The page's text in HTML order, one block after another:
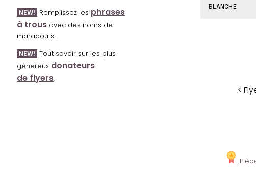
NEW! Remplissez les phrases
à trous avec des noms de
marabouts !
NEW! Tout savoir sur les plus
généreux donateurs
de flyers.
BLANCHE
<